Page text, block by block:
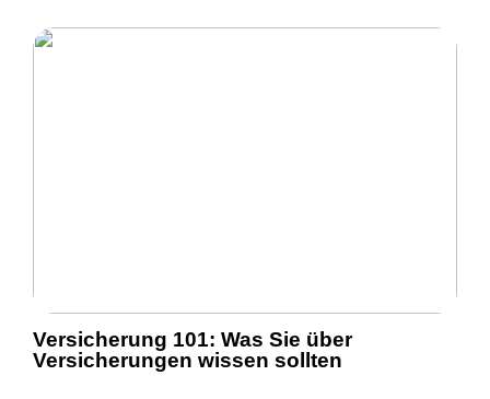
Versicherung 101: Was Sie über
Versicherungen wissen sollten